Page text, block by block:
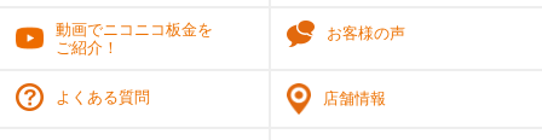
動画でニコニコ板金を
ご紹介！
お客様の声
よくある質問 店舗情報